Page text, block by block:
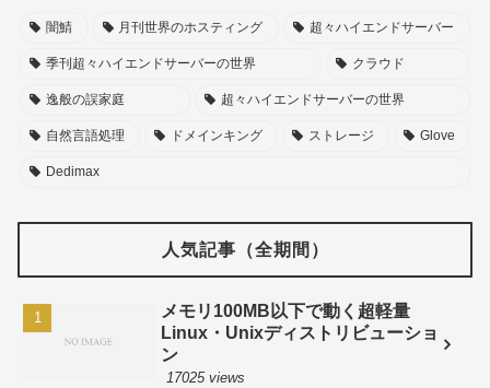
闇鯖 月刊世界のホスティング 超々ハイエンドサーバー
季刊超々ハイエンドサーバーの世界 クラウド
逸般の誤家庭 超々ハイエンドサーバーの世界
自然言語処理 ドメインキング ストレージ Glove
Dedimax
人気記事（全期間）
メモリ100MB以下で動く超軽量
Linux・Unixディストリビューショ
ン
17025 views